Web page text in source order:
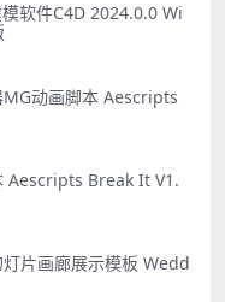
软件C4D 2024.0.0 Wi
动画脚本 Aescripts
Aescripts Break It V1.
片画廊展示模板 Wedd